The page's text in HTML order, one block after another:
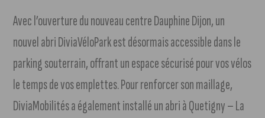
Avec l’ouverture du nouveau centre Dauphine Dijon, un
nouvel abri DiviaVéloPark est désormais accessible dans le
parking souterrain, offrant un espace sécurisé pour vos vélos
le temps de vos emplettes. Pour renforcer son maillage,
DiviaMobilités a également installé un abri à Quetigny – La